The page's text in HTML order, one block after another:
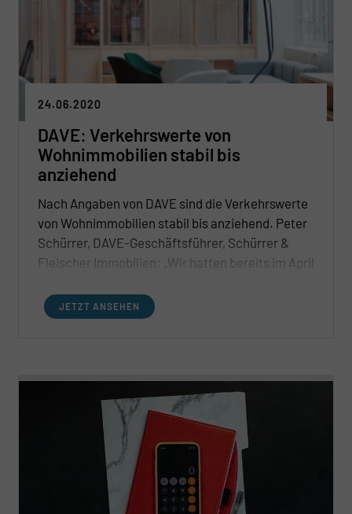
24.06.2020
DAVE: Verkehrswerte von
Wohnimmobilien stabil bis
anziehend
Nach Angaben von DAVE sind die Verkehrswerte
von Wohnimmobilien stabil bis anziehend. Peter
Schürrer, DAVE-Geschäftsführer, Schürrer &
Fleischer Immobilien: „Wir hatten bereits im April
Gewinner aus der Krise hervorgehen wird. Jetzt
sehen wir, dass die Preise aktuell besonders in
krisenfestes Investment dar.“
JETZT ANSEHEN